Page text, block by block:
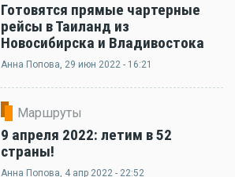
Готовятся прямые чартерные
рейсы в Таиланд из
Новосибирска и Владивостока
Анна Попова, 29 июн 2022 - 16:21
Маршруты
9 апреля 2022: летим в 52
страны!
Анна Попова, 4 апр 2022 - 22:52